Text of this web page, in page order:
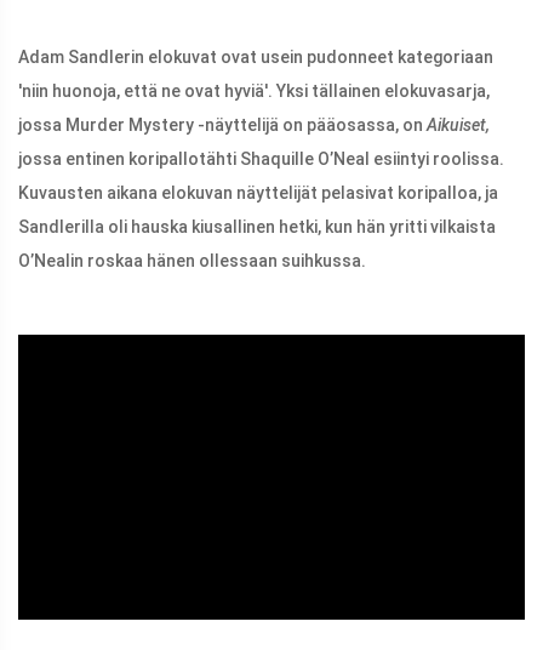
Adam Sandlerin elokuvat ovat usein pudonneet kategoriaan
'niin huonoja, että ne ovat hyviä'. Yksi tällainen elokuvasarja,
jossa Murder Mystery -näyttelijä on pääosassa, on Aikuiset,
jossa entinen koripallotähti Shaquille O’Neal esiintyi roolissa.
Kuvausten aikana elokuvan näyttelijät pelasivat koripalloa, ja
Sandlerilla oli hauska kiusallinen hetki, kun hän yritti vilkaista
O’Nealin roskaa hänen ollessaan suihkussa.